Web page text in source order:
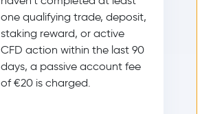
one qualifying trade, deposit,
staking reward, or active
CFD action within the last 90
days, a passive account fee
of €20 is charged.